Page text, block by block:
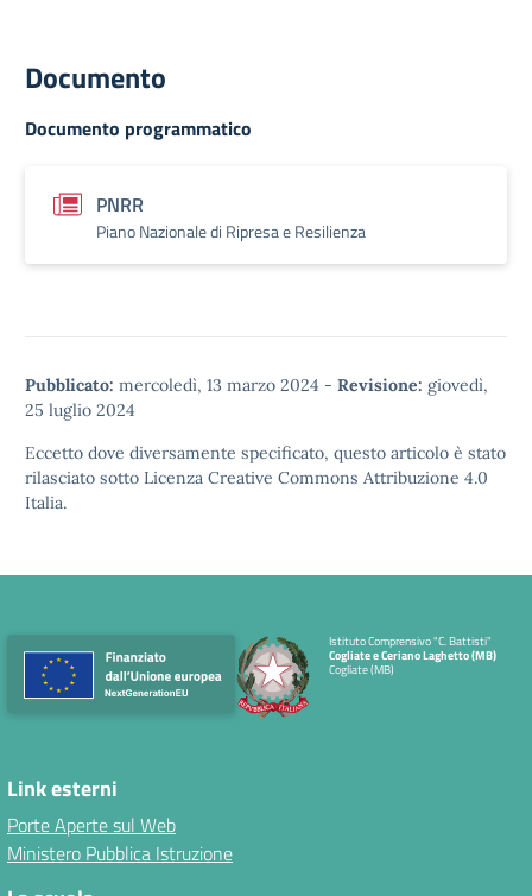
Documento
Documento programmatico
PNRR
Piano Nazionale di Ripresa e Resilienza
Pubblicato: mercoledì, 13 marzo 2024 - Revisione: giovedì,
25 luglio 2024
Eccetto dove diversamente specificato, questo articolo è stato
rilasciato sotto Licenza Creative Commons Attribuzione 4.0
Italia.
Istituto Comprensivo "C. Battisti"
Cogliate e Ceriano Laghetto (MB)
Cogliate (MB)
Link esterni
Porte Aperte sul Web
Ministero Pubblica Istruzione